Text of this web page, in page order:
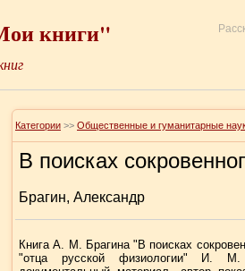
книги"
Категории >> Общественные и гуманитарные
В поисках
Брагин, Александр
Книга А. М. Брагина "В поисках
"отца русской физиологии" И.